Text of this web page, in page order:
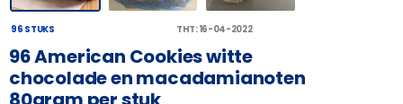
96 STUKS THT: 16-04-2022
96 American Cookies witte
chocolade en macadamianoten